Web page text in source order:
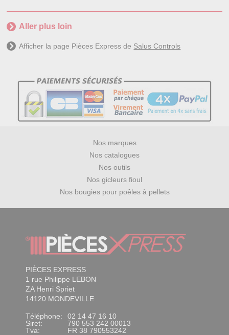
Aller plus loin
Afficher la page Pièces Express de Salus Controls
Nos marques
Nos catalogues
Nos outils
Nos gicleurs fioul
Nos bougies pour poêles à pellets
PIÈCES EXPRESS
1 rue Philippe LEBON
ZA Henri Spriet
14120 MONDEVILLE
Téléphone:
02 14 47 16 10
Siret:
790 553 242 00013
Tva:
FR 38 790553242